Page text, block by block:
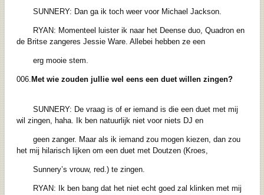
SUNNERY: Dan ga ik toch weer voor Michael Jackson.
RYAN: Momenteel luister ik naar het Deense duo, Quadron en
de Britse zangeres Jessie Ware. Allebei hebben ze een
erg mooie stem.
006. Met wie zouden jullie wel eens een duet willen zingen?
SUNNERY: De vraag is of er iemand is die een duet met mij
wil zingen, haha. Ik ben natuurlijk niet voor niets DJ en
geen zanger. Maar als ik iemand zou mogen kiezen, dan zou
het mij hilarisch lijken om een duet met Doutzen (Kroes,
Sunnery’s vrouw, red.) te zingen.
RYAN: Ik ben bang dat het niet echt goed zal klinken met mij